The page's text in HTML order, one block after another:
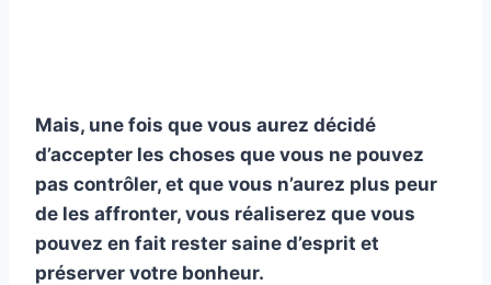
Mais, une fois que vous aurez décidé
d’accepter les choses que vous ne pouvez
pas contrôler, et que vous n’aurez plus peur
de les affronter, vous réaliserez que vous
pouvez en fait rester saine d’esprit et
préserver votre bonheur.